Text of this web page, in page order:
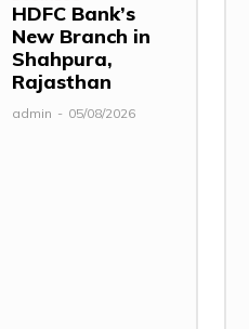
HDFC Bank’s
New Branch in
Shahpura,
Rajasthan
admin - 05/08/2026